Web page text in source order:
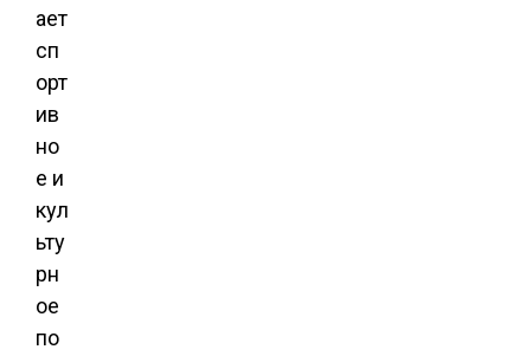
ает
сп
орт
ив
но
е и
кул
ьту
рн
ое
по